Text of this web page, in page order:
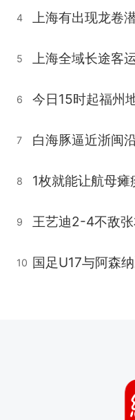
4 上海有出现龙卷
5 上海全域长途客
6 今日15时起福州
7 白海豚逼近浙闽
8
9 王艺迪2-4不敌
10